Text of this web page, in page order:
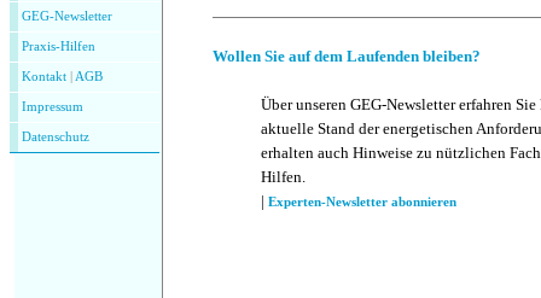
GEG-Newsletter
Praxis-Hilfen
Kontakt AGB
Impressum
Datenschutz
Wollen Sie auf dem Laufenden bleiben?
Über unseren GEG-Newsletter erfahren
aktuelle Stand der energetischen
erhalten auch Hinweise zu nützlichen
Hilfen.
| Experten-Newsletter abonnieren